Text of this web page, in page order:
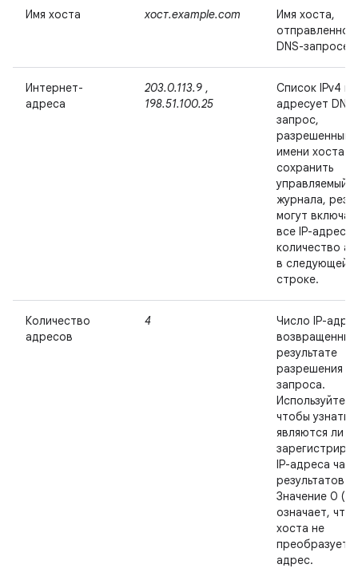
Имя хоста хост.example.com
Имя хоста,
отправленное
DNS-запросе.
Интернет-
адреса
203.0.113.9 ,
198.51.100.25
Список IPv4
адресует DNS-
запрос,
разрешенный
имени хоста.
сохранить
управляемый
журнала,
могут
все IP-
количество
в следующей
строке.
Количество
адресов
4
Число IP-
результате
разрешения
запроса.
Используйте
чтобы узнать,
являются ли
IP-адреса
результатов.
Значение 0
означает, что
хоста не
адрес.